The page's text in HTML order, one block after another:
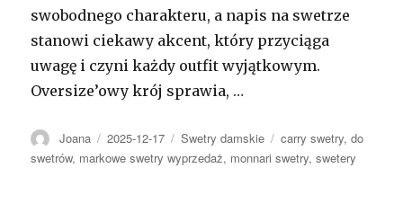
swobodnego charakteru, a napis na swetrze
stanowi ciekawy akcent, który przyciąga
uwagę i czyni każdy outfit wyjątkowym.
Oversize’owy krój sprawia, …
Autor
Joana Opublikowano
2025-12-17 Kategorie
Swetry damskie Tagi
carry swetry,do
swetrów, markowe swetry wyprzedaż, monnari swetry,swetery